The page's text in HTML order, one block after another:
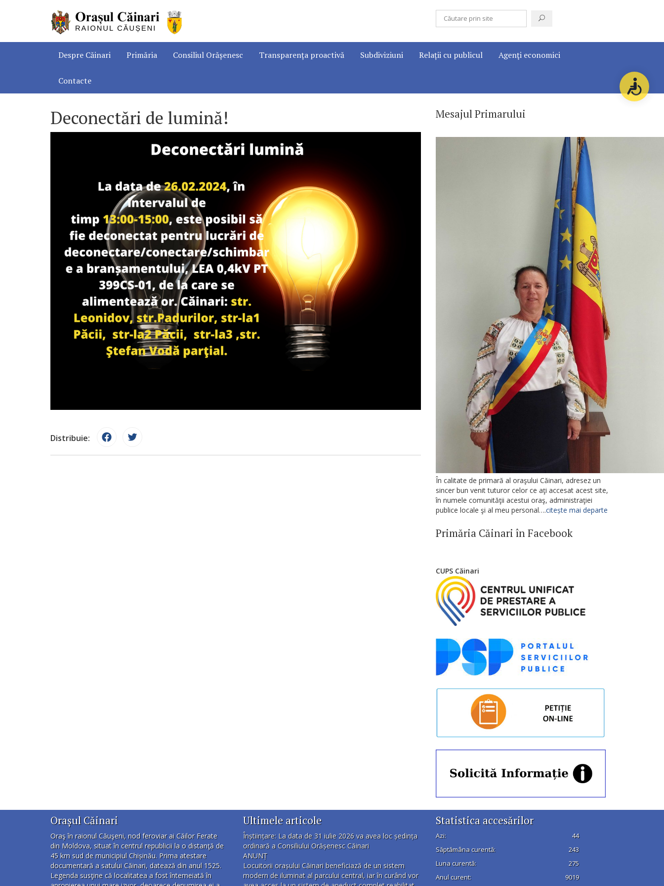
Despre Căinari Primăria Consiliul Orășenesc Transparența proactivă Subdiviziuni Relații cu publicul Agenţi economici
Contacte
Deconectări de lumină!
Distribuie:
Mesajul Primarului
În calitate de primară al oraşului Căinari, adresez un
sincer bun venit tuturor celor ce aţi accesat acest site,
în numele comunităţii acestui oraş, administraţiei
publice locale şi al meu personal….citește mai departe
Primăria Căinari în Facebook
CUPS Căinari
Orașul Căinari
Oraş în raionul Căuşeni, nod feroviar ai Căilor Ferate
din Moldova, situat în centrul republicii la o distanţă de
45 km sud de municipiul Chișinău. Prima atestare
documentară a satului Căinari, datează din anul 1525.
Legenda susţine că localitatea a fost întemeiată în
Ultimele articole
Înștiințare: La data de 31 iulie 2026 va avea loc ședința
ordinară a Consiliului Orășenesc Căinari
ANUNȚ
Locuitorii orașului Căinari beneficiază de un sistem
modern de iluminat al parcului central, iar în curând vor
Statistica accesărilor
Azi:
44
Săptămâna curentă:
243
Luna curentă:
275
Anul curent:
9019